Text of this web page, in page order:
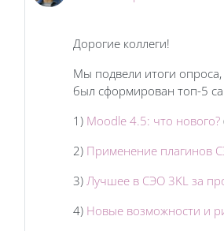
Дорогие коллеги!
Мы подвели итоги
был сформирован топ-5
1) Moodle 4.5: что нового?
2) Применение плагинов
3) Лучшее в СЭО 3KL за
4) Новые возможности и